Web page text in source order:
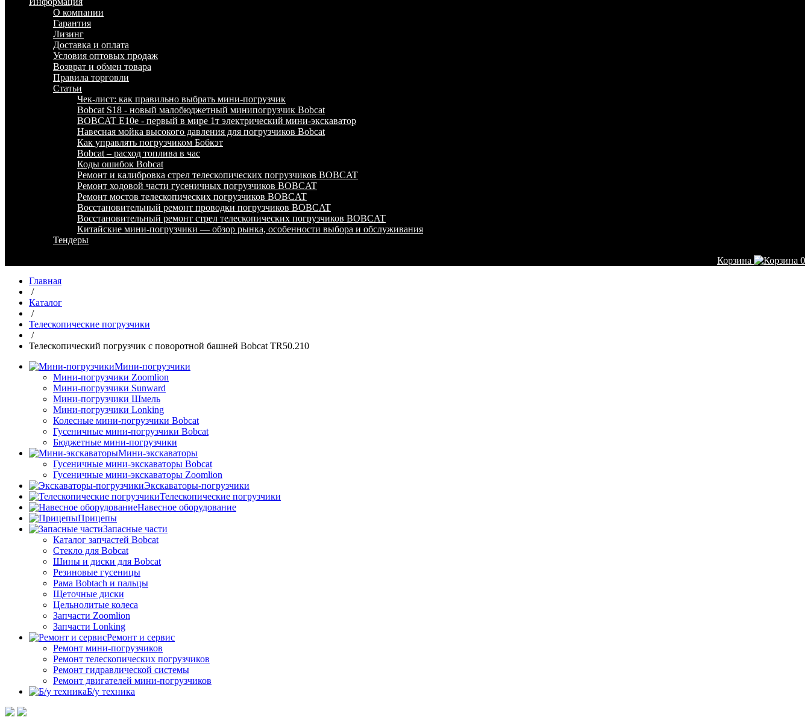
О компании
Гарантия
Лизинг
Доставка и оплата
Условия оптовых продаж
Возврат и обмен товара
Правила торговли
Статьи
Чек-лист: как правильно выбрать мини-погрузчик
Bobcat S18 - новый малобюджетный минипогрузчик Bobcat
BOBCAT E10e - первый в мире 1т электрический мини-экскаватор
Навесная мойка высокого давления для погрузчиков Bobcat
Как управлять погрузчиком Бобкэт
Bobcat – расход топлива в час
Коды ошибок Bobcat
Ремонт и калибровка стрел телескопических погрузчиков BOBCAT
Ремонт ходовой части гусеничных погрузчиков BOBCAT
Ремонт мостов телескопических погрузчиков BOBCAT
Восстановительный ремонт проводки погрузчиков BOBCAT
Восстановительный ремонт стрел телескопических погрузчиков BOBCAT
Китайские мини-погрузчики — обзор рынка, особенности выбора и обслуживания
Тендеры
Корзина
0
Главная
/
Каталог
/
Телескопические погрузчики
/
Телескопический погрузчик с поворотной башней Bobcat TR50.210
Мини-погрузчики
Мини-погрузчики Zoomlion
Мини-погрузчики Sunward
Мини-погрузчики Шмель
Мини-погрузчики Lonking
Колесные мини-погрузчики Bobcat
Гусеничные мини-погрузчики Bobcat
Бюджетные мини-погрузчики
Мини-экскаваторы
Гусеничные мини-экскаваторы Bobcat
Гусеничные мини-экскаваторы Zoomlion
Экскаваторы-погрузчики
Телескопические погрузчики
Навесное оборудование
Прицепы
Запасные части
Каталог запчастей Bobcat
Стекло для Bobcat
Шины и диски для Bobcat
Резиновые гусеницы
Рама Bobtach и пальцы
Щеточные диски
Цельнолитые колеса
Запчасти Zoomlion
Запчасти Lonking
Ремонт и сервис
Ремонт мини-погрузчиков
Ремонт телескопических погрузчиков
Ремонт гидравлической системы
Ремонт двигателей мини-погрузчиков
Б/у техника